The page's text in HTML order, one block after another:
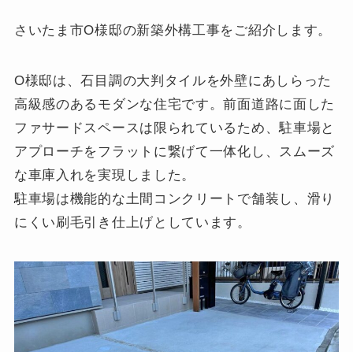
さいたま市O様邸の新築外構工事をご紹介します。
O様邸は、石目調の大判タイルを外壁にあしらった
高級感のあるモダンな住宅です。前面道路に面した
ファサードスペースは限られているため、駐車場と
アプローチをフラットに繋げて一体化し、スムーズ
な車庫入れを実現しました。
駐車場は機能的な土間コンクリートで舗装し、滑り
にくい刷毛引き仕上げとしています。